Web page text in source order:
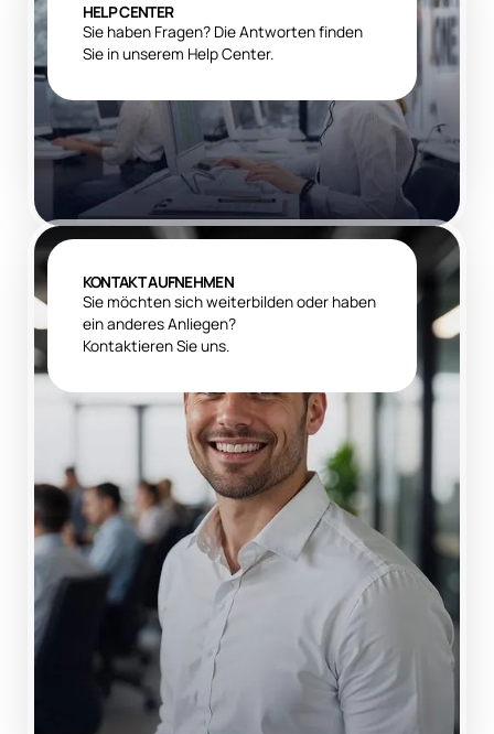
HELP CENTER
Sie haben Fragen? Die Antworten finden
Sie in unserem Help Center.
KONTAKT AUFNEHMEN
Sie möchten sich weiterbilden oder haben
ein anderes Anliegen?
Kontaktieren Sie uns.